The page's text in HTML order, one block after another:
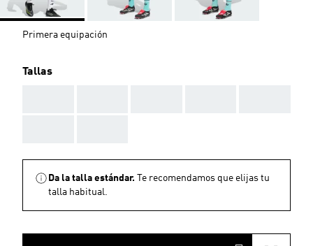
Primera equipación
Tallas
Da la talla estándar.
Te recomendamos que elijas tu
talla habitual.